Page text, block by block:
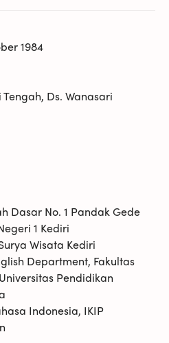
1984
Ds. Wanasari
Dasar No. 1 Pandak Gede
1 Kediri
Wisata Kediri
Department, Fakultas
Pendidikan
Indonesia, IKIP